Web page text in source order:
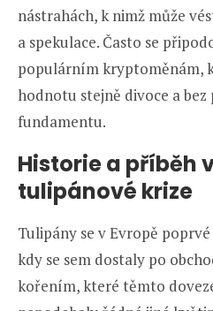
nástrahách, k nimž může
a spekulace. Často se
populárním kryptoměnám,
hodnotu stejně divoce a
fundamentu.
Historie a příběh
tulipánové krize
Tulipány se v Evropě
kdy se sem dostaly po
kořením, které těmto